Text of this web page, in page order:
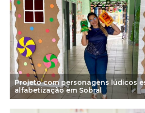
Projeto com personagens lúdicos
alfabetização em Sobral